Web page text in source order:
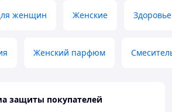
женщин Женские Здоровье
Женский парфюм
защиты покупателей